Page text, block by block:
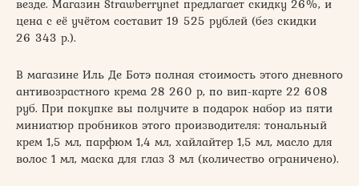
везде. Магазин Strawberrynet предлагает скидку 26%, и
цена с её учётом составит 19 525 рублей (без скидки
26 343 р.).
В магазине Иль Де Ботэ полная стоимость этого дневного
антивозрастного крема 28 260 р, по вип-карте 22 608
руб. При покупке вы получите в подарок набор из пяти
миниатюр пробников этого производителя: тональный
крем 1,5 мл, парфюм 1,4 мл, хайлайтер 1,5 мл, масло для
волос 1 мл, маска для глаз 3 мл (количество ограничено).